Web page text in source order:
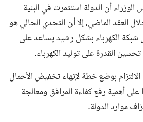
الوزراء أن الدولة استثمرت في البنية
العقد الماضي، إلا أن التحدي الحالي هو
شبكة الكهرباء بشكل رشيد يساعد على
القدرة على توليد الكهرباء.
بوضع خطة لإنهاء تخفيض الأحمال
2024، مشددًا على أهمية رفع كفاءة المرافق ومعالجة
موارد الدولة.